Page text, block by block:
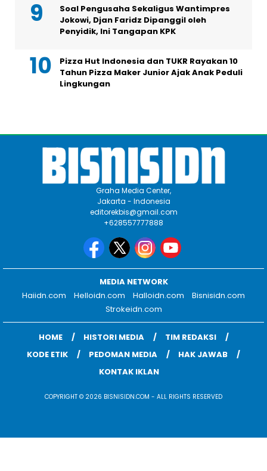
Soal Pengusaha Sekaligus Wantimpres
Jokowi, Djan Faridz Dipanggil oleh
Penyidik, Ini Tangapan KPK
Pizza Hut Indonesia dan TUKR Rayakan 10
Tahun Pizza Maker Junior Ajak Anak Peduli
Lingkungan
Graha Media Center,
Jakarta - Indonesia
editorekbis@gmail.com
+628557777888
MEDIA NETWORK
Haiidn.com
Helloidn.com Halloidn.com
Bisnisidn.com
Strokeidn.com
HOME HISTORI MEDIA
TIM REDAKSI
KODE ETIK
PEDOMAN MEDIA
HAK JAWAB
KONTAK IKLAN
COPYRIGHT © 2026 BISNISIDN.COM - ALL RIGHTS RESERVED